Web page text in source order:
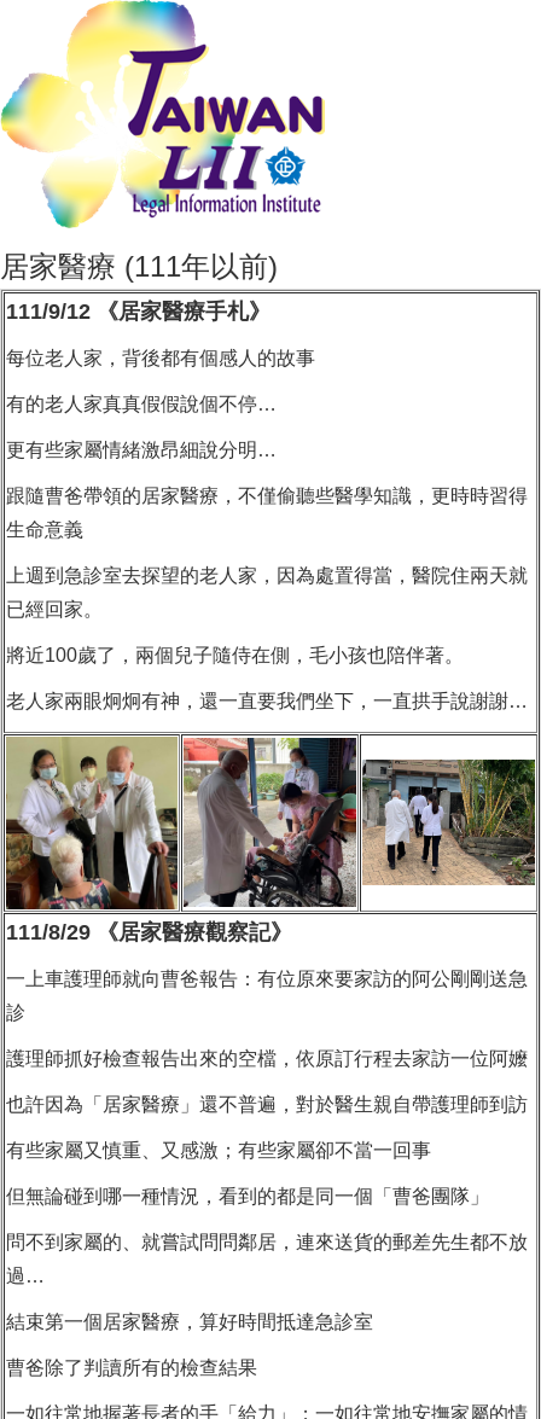
居家醫療 (111年以前)
111/9/12 《居家醫療手札》
每位老人家，背後都有個感人的故事
有的老人家真真假假說個不停…
更有些家屬情緒激昂細說分明…
跟隨曹爸帶領的居家醫療，不僅偷聽些醫學知識，更時時習得
生命意義
上週到急診室去探望的老人家，因為處置得當，醫院住兩天就
已經回家。
將近100歲了，兩個兒子隨侍在側，毛小孩也陪伴著。
老人家兩眼炯炯有神，還一直要我們坐下，一直拱手說謝謝…
111/8/29 《居家醫療觀察記》
一上車護理師就向曹爸報告： 有位原來要家訪的阿公剛剛送急
診
護理師抓好檢查報告出來的空檔， 依原訂行程去家訪一位阿嬤
也許因為「居家醫療」還不普遍， 對於醫生親自帶護理師到訪
有些家屬又慎重、又感激； 有些家屬卻不當一回事
但無論碰到哪一種情況， 看到的都是同一個「曹爸團隊」
問不到家屬的、就嘗試問問鄰居， 連來送貨的郵差先生都不放
過…
結束第一個居家醫療， 算好時間抵達急診室
曹爸除了判讀所有的檢查結果
一如往常地握著長者的手「給力」； 一如往常地安撫家屬的情